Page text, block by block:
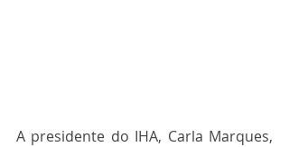
A presidente do IHA, Carla Marques,